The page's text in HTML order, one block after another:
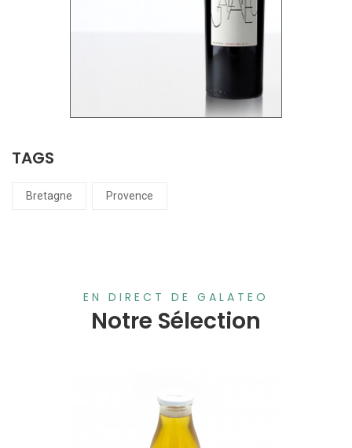
TAGS
Bretagne Provence
EN DIRECT DE GALATEO
Notre Sélection